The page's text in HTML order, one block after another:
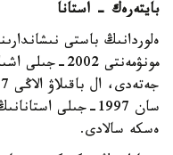
بايتەرەك - استانا
ەلوردانىڭ باستى
سان 1997-جىلى
ەسكە سالادى.